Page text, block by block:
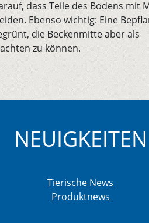
dass Teile des Bodens mit
Ebenso wichtig: Eine
die Beckenmitte aber als
zu können.
NEUIGKEITEN
Tierische News
Produktnews